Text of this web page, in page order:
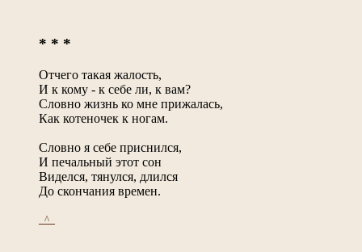
* * *
Отчего такая жалость,
И к кому - к себе ли, к вам?
Словно жизнь ко мне прижалась,
Как котеночек к ногам.
Словно я себе приснился,
И печальный этот сон
Виделся, тянулся, длился
До скончания времен.
_^_